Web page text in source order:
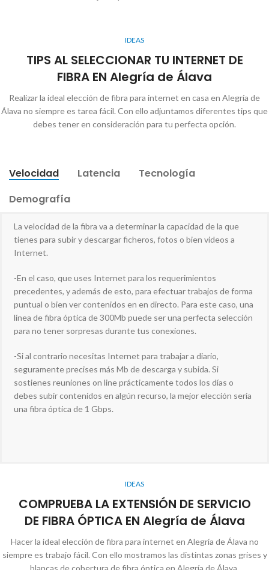
IDEAS
TIPS AL SELECCIONAR TU INTERNET DE
FIBRA EN Alegría de Álava
Realizar la ideal elección de fibra para internet en casa en Alegría de
Álava no siempre es tarea fácil. Con ello adjuntamos diferentes tips que
debes tener en consideración para tu perfecta opción.
Velocidad Latencia
Tecnología
Demografía
La velocidad de la fibra va a determinar la capacidad de la que
tienes para subir y descargar ficheros, fotos o bien videos a
Internet.
-En el caso, que uses Internet para los requerimientos
precedentes, y además de esto, para efectuar trabajos de forma
puntual o bien ver contenidos en en directo. Para este caso, una
línea de fibra óptica de 300Mb puede ser una perfecta selección
para no tener sorpresas durante tus conexiones.
-Si al contrario necesitas Internet para trabajar a diario,
seguramente precises más Mb de descarga y subida. Si
sostienes reuniones on line prácticamente todos los días o
debes subir contenidos en algún recurso, la mejor elección sería
una fibra óptica de 1 Gbps.
IDEAS
COMPRUEBA LA EXTENSIÓN DE SERVICIO
DE FIBRA ÓPTICA EN Alegría de Álava
Hacer la ideal elección de fibra para internet en Alegría de Álava no
siempre es trabajo fácil. Con ello mostramos las distintas zonas grises y